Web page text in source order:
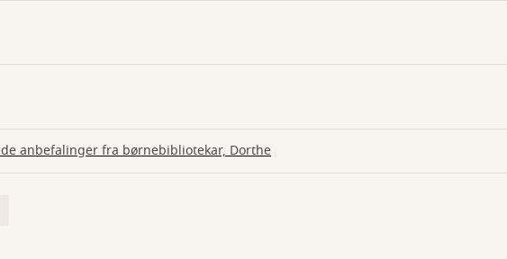
anbefalinger fra børnebibliotekar, Dorthe